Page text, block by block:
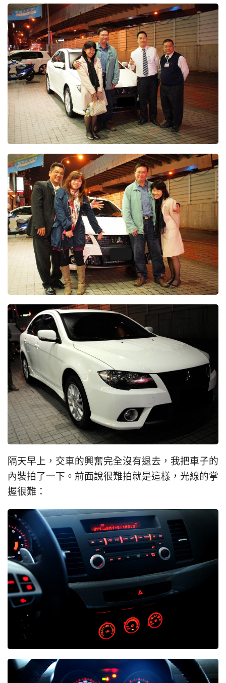
隔天早上，交車的興奮完全沒有退去，我把車子的
內裝拍了一下。前面說很難拍就是這樣，光線的掌
握很難：